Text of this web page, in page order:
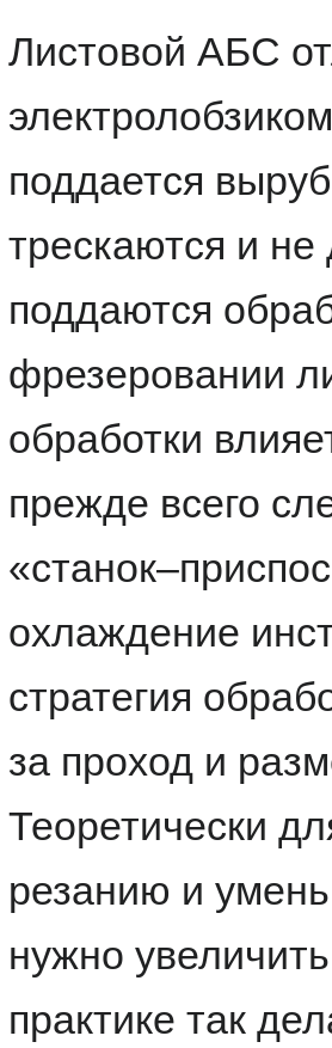
Листовой АБС
поддается
трескаются и
поддаются
фрезеровании
обработки
прежде всего
охлаждение
стратегия
за проход и
Теоретически
резанию и
нужно
практике так